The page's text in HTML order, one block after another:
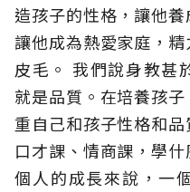
造孩子的性格，讓他
讓他成為熱愛家庭，
皮毛。 我們說身教甚
就是品質。在培養孩
重自己和孩子性格和
口才課、情商課，學
個人的成長來說，一